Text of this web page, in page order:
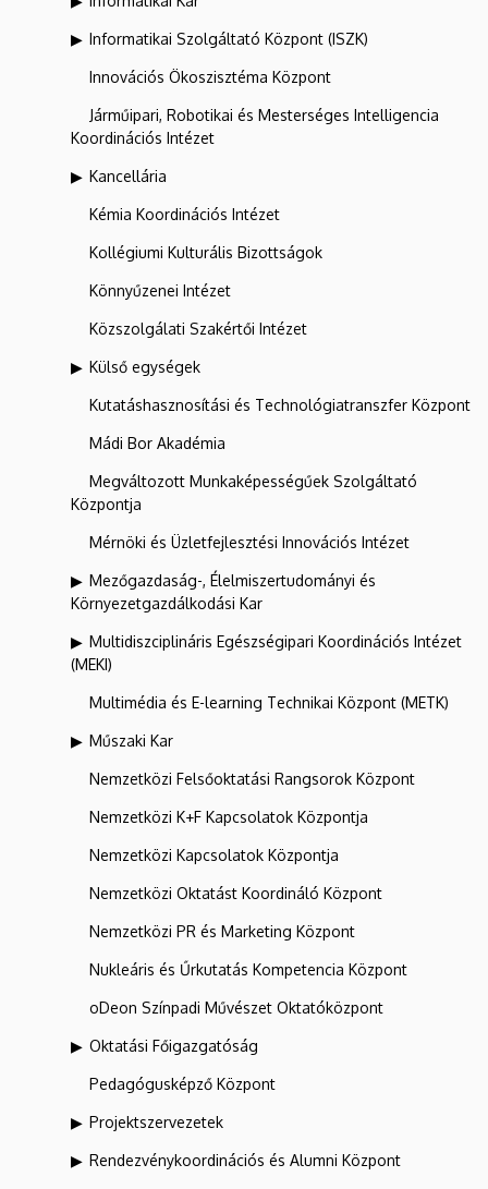
Informatikai Szolgáltató Központ (ISZK)
Innovációs Ökoszisztéma Központ
Járműipari, Robotikai és Mesterséges Intelligencia
Koordinációs Intézet
Kancellária
Kémia Koordinációs Intézet
Kollégiumi Kulturális Bizottságok
Könnyűzenei Intézet
Közszolgálati Szakértői Intézet
Külső egységek
Kutatáshasznosítási és Technológiatranszfer Központ
Mádi Bor Akadémia
Megváltozott Munkaképességűek Szolgáltató
Központja
Mérnöki és Üzletfejlesztési Innovációs Intézet
Mezőgazdaság-, Élelmiszertudományi és
Környezetgazdálkodási Kar
Multidiszciplináris Egészségipari Koordinációs Intézet
(MEKI)
Multimédia és E-learning Technikai Központ (METK)
Műszaki Kar
Nemzetközi Felsőoktatási Rangsorok Központ
Nemzetközi K+F Kapcsolatok Központja
Nemzetközi Kapcsolatok Központja
Nemzetközi Oktatást Koordináló Központ
Nemzetközi PR és Marketing Központ
Nukleáris és Űrkutatás Kompetencia Központ
oDeon Színpadi Művészet Oktatóközpont
Oktatási Főigazgatóság
Pedagógusképző Központ
Projektszervezetek
Rendezvénykoordinációs és Alumni Központ